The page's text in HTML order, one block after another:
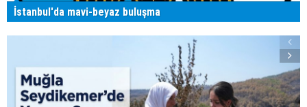
İstanbul'da mavi-beyaz buluşma